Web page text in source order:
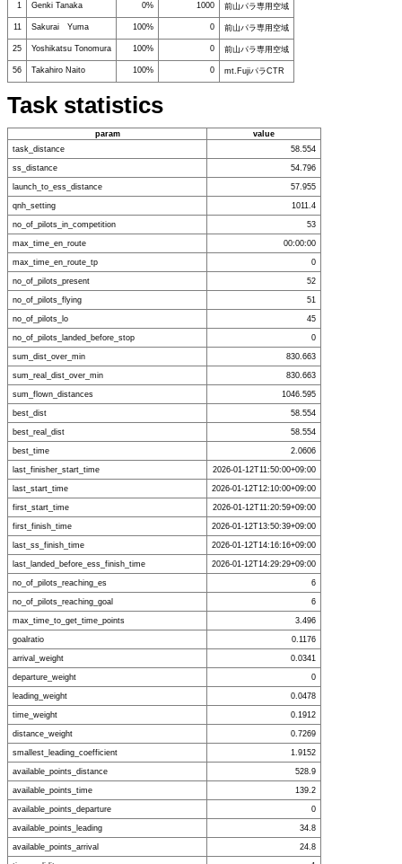
1
Genki Tanaka 0% 1000 前山パラ専用空域
11 Sakurai Yuma 100% 0 前山パラ専用空域
25 Yoshikatsu Tonomura 100% 0 前山パラ専用空域
56 Takahiro Naito 100% 0 mt.FujiパラCTR
Task statistics
param
value
task_distance
58.554
ss_distance 54.796
launch_to_ess_distance 57.955
qnh_setting 1011.4
no_of_pilots_in_competition 53
max_time_en_route 00:00:00
max_time_en_route_tp 0
no_of_pilots_present 52
no_of_pilots_flying 51
no_of_pilots_lo 45
no_of_pilots_landed_before_stop 0
sum_dist_over_min 830.663
sum_real_dist_over_min 830.663
sum_flown_distances 1046.595
best_dist 58.554
best_real_dist 58.554
best_time 2.0606
last_finisher_start_time 2026-01-12T11:50:00+09:00
last_start_time 2026-01-12T12:10:00+09:00
first_start_time 2026-01-12T11:20:59+09:00
first_finish_time 2026-01-12T13:50:39+09:00
last_ss_finish_time 2026-01-12T14:16:16+09:00
last_landed_before_ess_finish_time 2026-01-12T14:29:29+09:00
no_of_pilots_reaching_es 6
no_of_pilots_reaching_goal 6
max_time_to_get_time_points 3.496
goalratio 0.1176
arrival_weight 0.0341
departure_weight 0
leading_weight 0.0478
time_weight 0.1912
distance_weight 0.7269
smallest_leading_coefficient 1.9152
available_points_distance 528.9
available_points_time 139.2
available_points_departure 0
available_points_leading 34.8
available_points_arrival 24.8